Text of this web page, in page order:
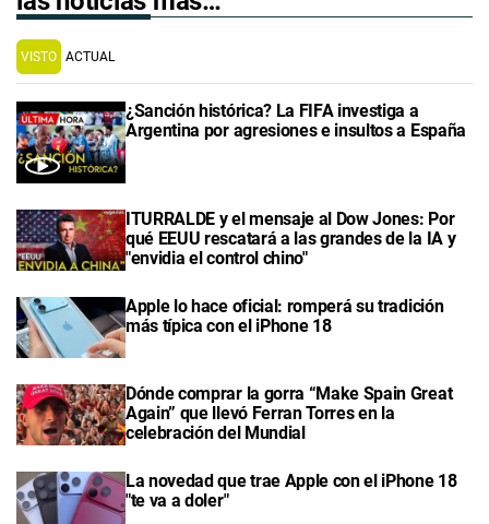
VISTO ACTUAL
¿Sanción histórica? La FIFA investiga a
Argentina por agresiones e insultos a España
ITURRALDE y el mensaje al Dow Jones: Por
qué EEUU rescatará a las grandes de la IA y
"envidia el control chino"
Apple lo hace oficial: romperá su tradición
más típica con el iPhone 18
Dónde comprar la gorra “Make Spain Great
Again” que llevó Ferran Torres en la
celebración del Mundial
La novedad que trae Apple con el iPhone 18
"te va a doler"